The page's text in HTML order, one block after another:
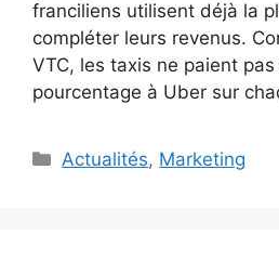
franciliens utilisent déjà la
compléter leurs revenus.
VTC, les taxis ne paient
pourcentage à Uber sur
Catégories
Actualités, Marketing